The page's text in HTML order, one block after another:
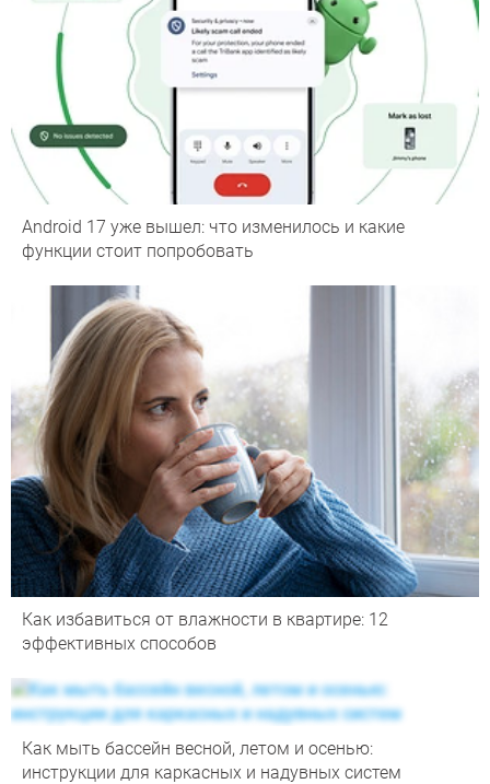
Android 17 уже вышел: что изменилось и какие
функции стоит попробовать
Как избавиться от влажности в квартире: 12
эффективных способов
Как мыть бассейн весной, летом и осенью:
инструкции для каркасных и надувных систем